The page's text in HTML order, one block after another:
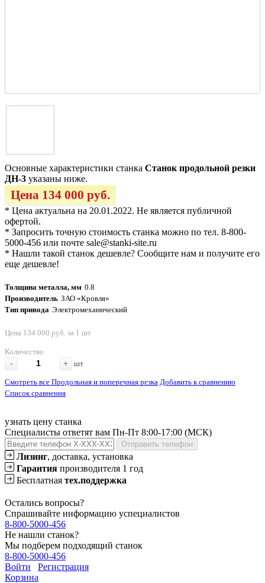
Основные характеристики станка Станок продольной резки
ДН-3 указаны ниже.
Цена 134 000 руб.
* Цена актуальна на 20.01.2022. Не является публичной
офертой.
* Запросить точную стоимость станка можно по тел. 8-800-
5000-456 или почте sale@stanki-site.ru
* Нашли такой станок дешевле? Сообщите нам и получите его
еще дешевле!
Толщина металла, мм 0.8
Производитель ЗАО «Кровля»
Тип привода Электромеханический
Цена 134 000 руб. за 1 шт
Количество
-
+ шт
Смотреть все Продольная и поперечная резка Добавить к сравнению
Список сравнения
узнать цену станка
Специалисты ответят вам Пн-Пт 8:00-17:00 (МСК)
Отправить телефон
Лизинг, доставка, установка
Гарантия производителя 1 год
Бесплатная тех.поддержка
Остались вопросы?
Спрашивайте информацию успециалистов
8-800-5000-456
Не нашли станок?
Мы подберем подходящий станок
8-800-5000-456
Войти
Регистрация
Корзина